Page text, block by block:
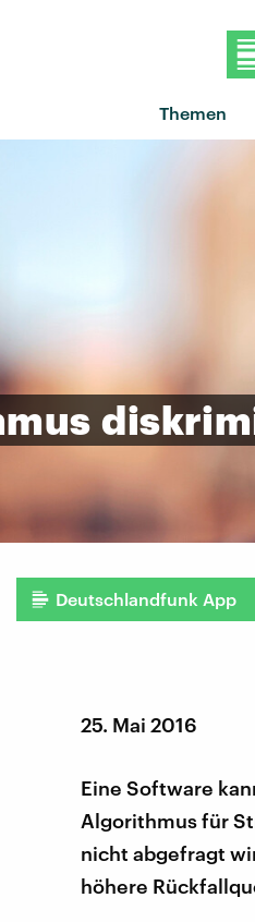
Themen
Deutschlandfunk App
25. Mai 2016
Eine Software
Algorithmus für
nicht abgefragt
höhere